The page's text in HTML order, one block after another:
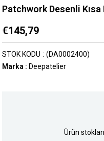
Patchwork Desenli
€145,79
(DA0002400)
STOK KODU
Marka : Deepatelier
Ürün